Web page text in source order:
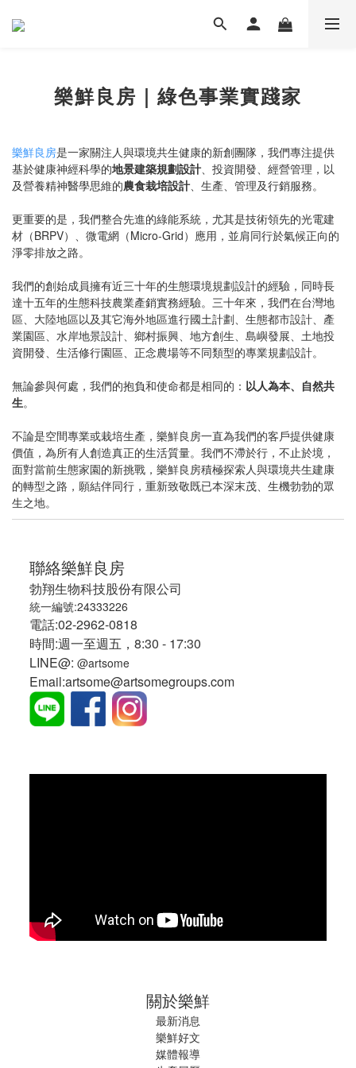
樂鮮良房｜綠色事業實踐家
樂鮮良房是一家關注人與環境共生健康的新創團隊，我們專注提供
基於健康神經科學的地景建築規劃設計、投資開發、經營管理，以
及營養精神醫學思維的農食栽培設計、生產、管理及行銷服務。
更重要的是，我們整合先進的綠能系統，尤其是技術領先的光電建
材（BRPV）、微電網（Micro-Grid）應用，並肩同行於氣候正向的
淨零排放之路。
我們的創始成員擁有近三十年的生態環境規劃設計的經驗，同時長
達十五年的生態科技農業產銷實務經驗。三十年來，我們在台灣地
區、大陸地區以及其它海外地區進行國土計劃、生態都市設計、產
業園區、水岸地景設計、鄉村振興、地方創生、島嶼發展、土地投
資開發、生活修行園區、正念農場等不同類型的專業規劃設計。
無論參與何處，我們的抱負和使命都是相同的： 以人為本、自然共
生。
不論是空間專業或栽培生產，樂鮮良房一直為我們的客戶提供健康
價值，為所有人創造真正的生活質量。我們不滯於行，不止於境，
面對當前生態家園的新挑戰，樂鮮良房積極探索人與環境共生建康
的轉型之路，願結伴同行，重新致敬既已本深末茂、生機勃勃的眾
生之地。
聯絡樂鮮良房
勃翔生物科技股份有限公司
統一編號:24333226
電話:02-2962-0818
時間:週一至週五，8:30 - 17:30
LINE@: @artsome
Email:artsome@artsomegroups.com
關於樂鮮
最新消息
樂鮮好文
媒體報導